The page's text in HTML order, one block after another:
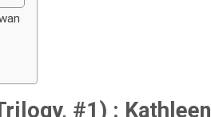
#1) : Kathleen